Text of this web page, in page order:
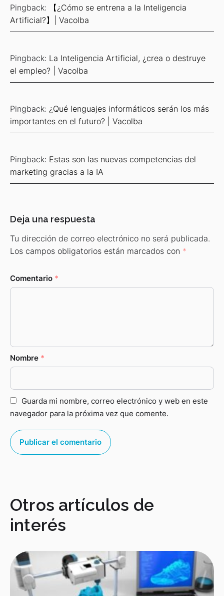
Pingback:
【¿Cómo se entrena a la Inteligencia
Artificial?】| Vacolba
Pingback: La Inteligencia Artificial, ¿crea o destruye
el empleo? | Vacolba
Pingback: ¿Qué lenguajes informáticos serán los más
importantes en el futuro? | Vacolba
Pingback: Estas son las nuevas competencias del
marketing gracias a la IA
Deja una respuesta
Tu dirección de correo electrónico no será publicada.
Los campos obligatorios están marcados con *
Comentario *
Nombre *
Guarda mi nombre, correo electrónico y web en este
navegador para la próxima vez que comente.
Otros artículos de
interés